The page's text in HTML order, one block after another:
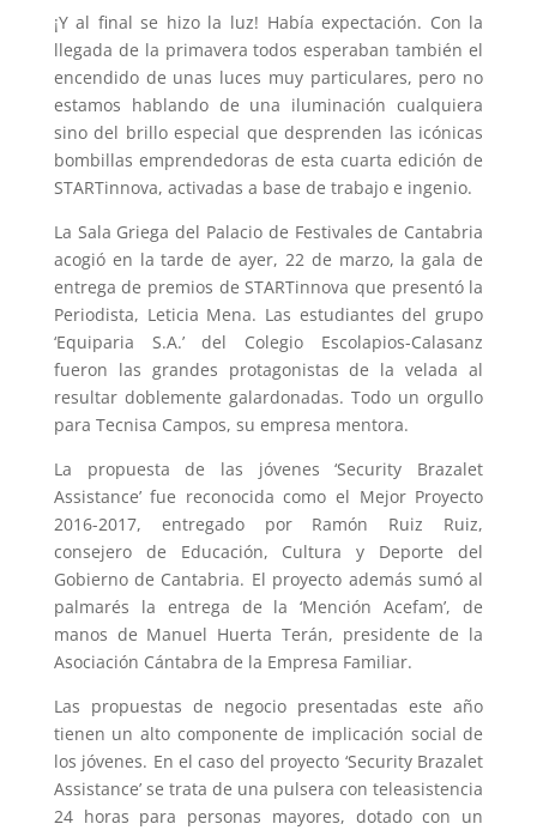
¡Y al final se hizo la luz! Había expectación. Con la
llegada de la primavera todos esperaban también el
encendido de unas luces muy particulares, pero no
estamos hablando de una iluminación cualquiera
sino del brillo especial que desprenden las icónicas
bombillas emprendedoras de esta cuarta edición de
STARTinnova, activadas a base de trabajo e ingenio.
La Sala Griega del Palacio de Festivales de Cantabria
acogió en la tarde de ayer, 22 de marzo, la gala de
entrega de premios de STARTinnova que presentó la
Periodista, Leticia Mena. Las estudiantes del grupo
‘Equiparia S.A.’ del Colegio Escolapios-Calasanz
fueron las grandes protagonistas de la velada al
resultar doblemente galardonadas. Todo un orgullo
para Tecnisa Campos, su empresa mentora.
La propuesta de las jóvenes ‘Security Brazalet
Assistance’ fue reconocida como el Mejor Proyecto
2016-2017, entregado por Ramón Ruiz Ruiz,
consejero de Educación, Cultura y Deporte del
Gobierno de Cantabria. El proyecto además sumó al
palmarés la entrega de la ‘Mención Acefam’, de
manos de Manuel Huerta Terán, presidente de la
Asociación Cántabra de la Empresa Familiar.
Las propuestas de negocio presentadas este año
tienen un alto componente de implicación social de
los jóvenes. En el caso del proyecto ‘Security Brazalet
Assistance’ se trata de una pulsera con teleasistencia
24 horas para personas mayores, dotado con un